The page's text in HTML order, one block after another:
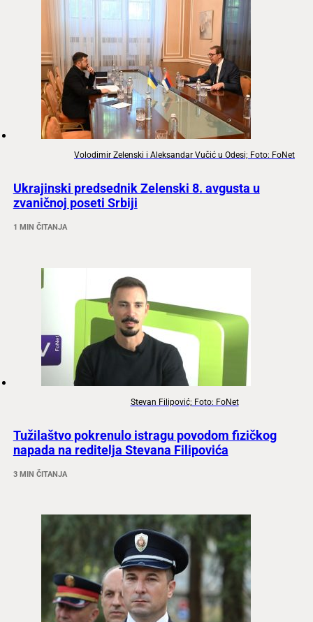
Volodimir Zelenski i Aleksandar Vučić u Odesi; Foto: FoNet
Ukrajinski predsednik Zelenski 8. avgusta u
zvaničnoj poseti Srbiji
1 MIN ČITANJA
Stevan Filipović; Foto: FoNet
Tužilaštvo pokrenulo istragu povodom fizičkog
napada na reditelja Stevana Filipovića
3 MIN ČITANJA